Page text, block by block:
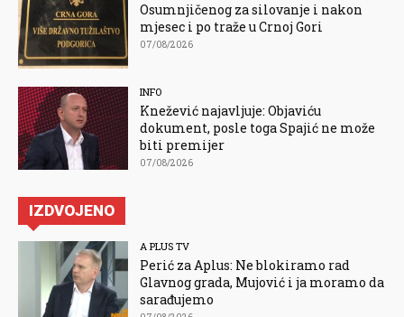
Osumnjičenog za silovanje i nakon
mjesec i po traže u Crnoj Gori
07/08/2026
INFO
Knežević najavljuje: Objaviću
dokument, posle toga Spajić ne može
biti premijer
07/08/2026
IZDVOJENO
A PLUS TV
Perić za Aplus: Ne blokiramo rad
Glavnog grada, Mujović i ja moramo da
sarađujemo